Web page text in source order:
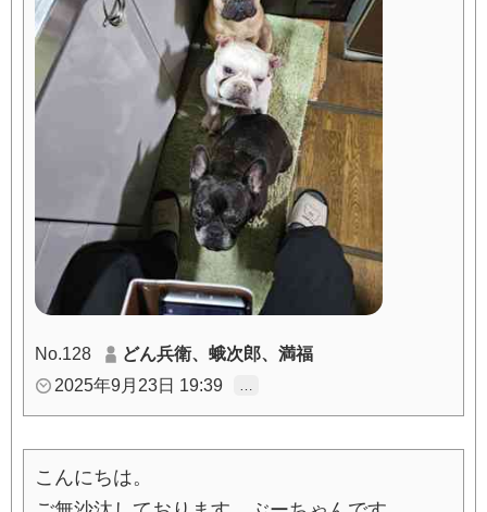
No.128
どん兵衛、蛾次郎、満福
2025年9月23日 19:39
…
こんにちは。